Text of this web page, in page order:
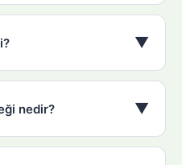
▼
nedir? ▼